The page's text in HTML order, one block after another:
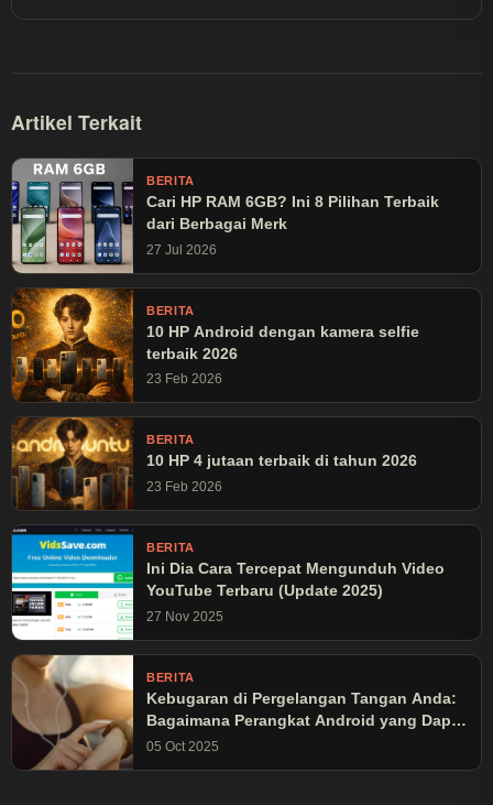
Artikel Terkait
BERITA
Cari HP RAM 6GB? Ini 8 Pilihan Terbaik
dari Berbagai Merk
27 Jul 2026
BERITA
10 HP Android dengan kamera selfie
terbaik 2026
23 Feb 2026
BERITA
10 HP 4 jutaan terbaik di tahun 2026
23 Feb 2026
BERITA
Ini Dia Cara Tercepat Mengunduh Video
YouTube Terbaru (Update 2025)
27 Nov 2025
BERITA
Kebugaran di Pergelangan Tangan Anda:
Bagaimana Perangkat Android yang Dapat
Dikenakan Mengubah Latihan Olahraga
05 Oct 2025